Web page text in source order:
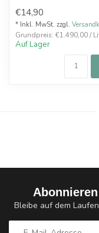
€14,90
* Inkl. MwSt. zzgl.
Grundpreis: €1.490,00 /
Auf Lager
Bleibe auf dem